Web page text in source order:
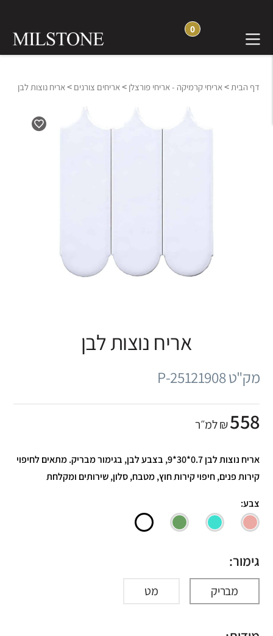
0
דף הבית> אריחי קרמיקה - אריחי פורצלן > אריחים צורנים > אריח נוצות לבן
אריח נוצות לבן
מק"ט P-25121908
558₪ למ״ר
אריח נוצות לבן 0.7*30*9, בצבע לבן, בגימור מבריק. מתאים לחיפוי
קירות פנים, חיפוי קירות חוץ, מטבח, סלון, שירותים ומקלחת
צבע:
גימור:
מבריק מט